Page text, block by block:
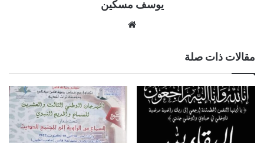
يوسف مسكين
مقالات ذات صلة